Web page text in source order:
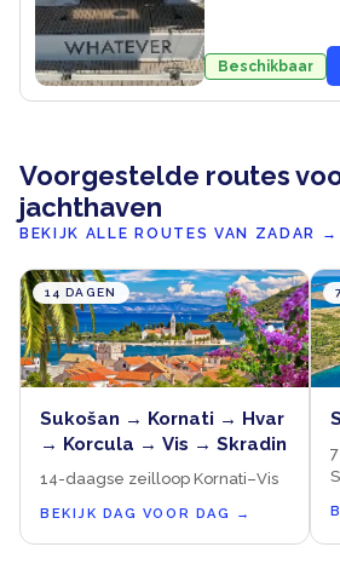
Beschikbaar
Voorgestelde routes
jachthaven
BEKIJK ALLE ROUTES VAN ZADAR →
14 DAGEN
Sukošan → Kornati → Hvar
→ Korcula → Vis → Skradin
14-daagse zeilloop Kornati–Vis
BEKIJK DAG VOOR DAG →